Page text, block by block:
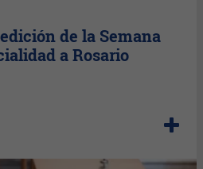
de la Semana
a Rosario